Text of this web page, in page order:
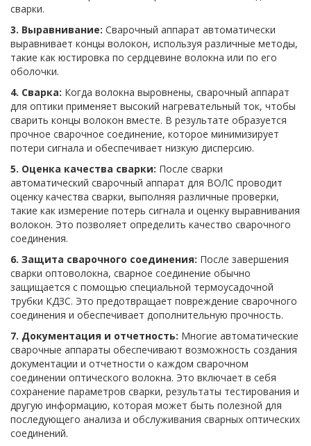
сварки.
3. Выравнивание: Сварочный аппарат автоматически
выравнивает концы волокон, используя различные методы,
такие как юстировка по сердцевине волокна или по его
оболочки.
4. Сварка: Когда волокна выровнены, сварочный аппарат
для оптики применяет высокий нагревательный ток, чтобы
сварить концы волокон вместе. В результате образуется
прочное сварочное соединение, которое минимизирует
потери сигнала и обеспечивает низкую дисперсию.
5. Оценка качества сварки: После сварки
автоматический сварочный аппарат для ВОЛС проводит
оценку качества сварки, выполняя различные проверки,
такие как измерение потерь сигнала и оценку выравнивания
волокон. Это позволяет определить качество сварочного
соединения.
6. Защита сварочного соединения: После завершения
сварки оптоволокна, сварное соединение обычно
защищается с помощью специальной термоусадочной
трубки КДЗС. Это предотвращает повреждение сварочного
соединения и обеспечивает дополнительную прочность.
7. Документация и отчетность: Многие автоматические
сварочные аппараты обеспечивают возможность создания
документации и отчетности о каждом сварочном
соединении оптического волокна. Это включает в себя
сохранение параметров сварки, результаты тестирования и
другую информацию, которая может быть полезной для
последующего анализа и обслуживания сварных оптических
соединений.